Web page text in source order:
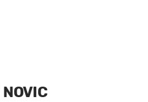
NOVIC